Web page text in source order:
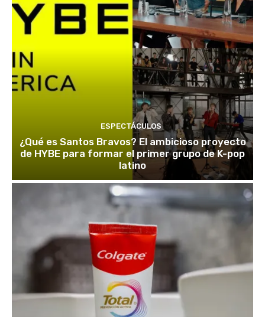
ESPECTÁCULOS
¿Qué es Santos Bravos? El ambicioso proyecto
de HYBE para formar el primer grupo de K-pop
latino